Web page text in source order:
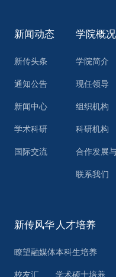
新闻动态
新传头条
通知公告
新闻中心
学术科研
国际交流
学院概况
学院简介
现任领导
组织机构
科研机构
合作发展
联系我们
新传风华
瞭望融媒体
校友汇
人才培养
本科生培养
学术硕士培养